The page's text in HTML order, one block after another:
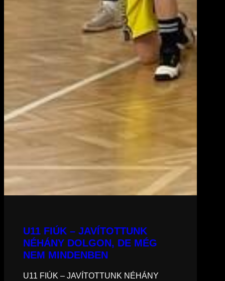
U11 FIÚK – JAVÍTOTTUNK
NÉHÁNY DOLGON, DE MÉG
NEM MINDENBEN
U11 FIÚK – JAVÍTOTTUNK NÉHÁNY